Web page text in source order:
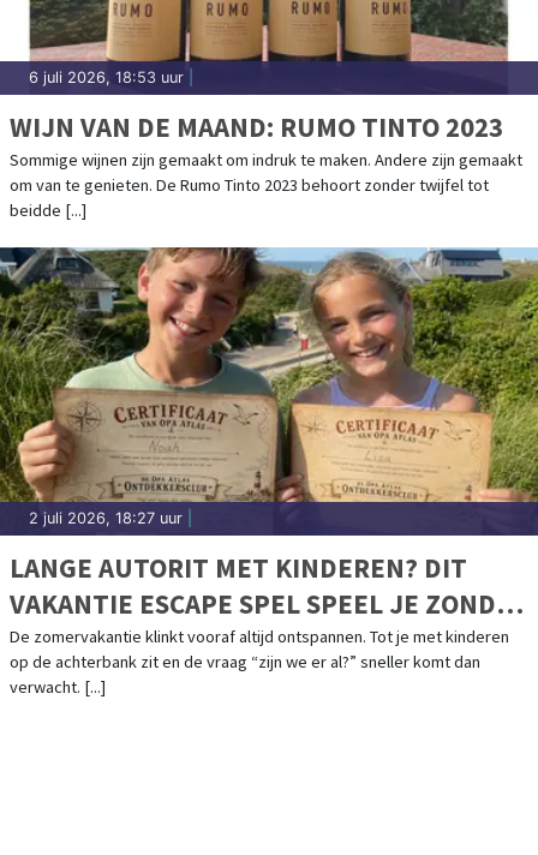
6 juli 2026, 18:53 uur
WIJN VAN DE MAAND: RUMO TINTO 2023
Sommige wijnen zijn gemaakt om indruk te maken. Andere zijn gemaakt
om van te genieten. De Rumo Tinto 2023 behoort zonder twijfel tot
beidde [...]
2 juli 2026, 18:27 uur
LANGE AUTORIT MET KINDEREN? DIT
VAKANTIE ESCAPE SPEL SPEEL JE ZONDER
SCHERM
De zomervakantie klinkt vooraf altijd ontspannen. Tot je met kinderen
op de achterbank zit en de vraag “zijn we er al?” sneller komt dan
verwacht. [...]